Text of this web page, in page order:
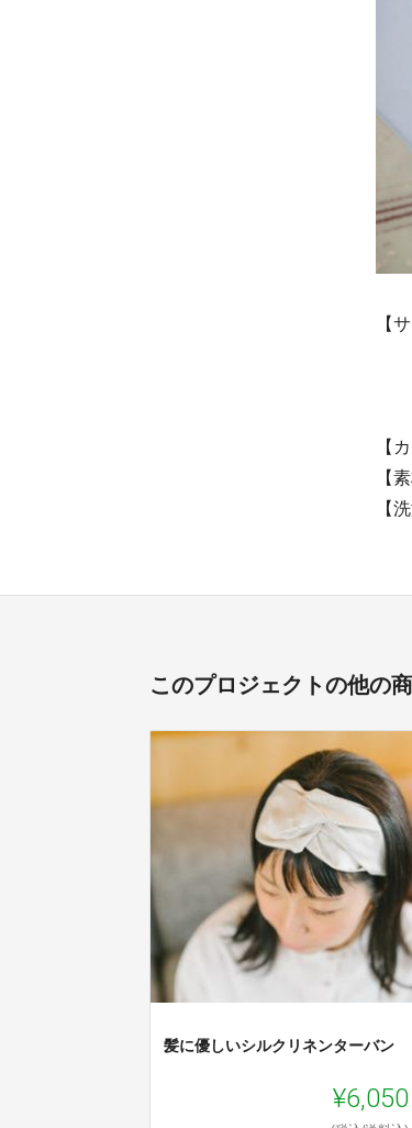
【
M
※
【
【
【
このプロジェクトの他の
髪に優しいシルクリネンターバン
¥6,050